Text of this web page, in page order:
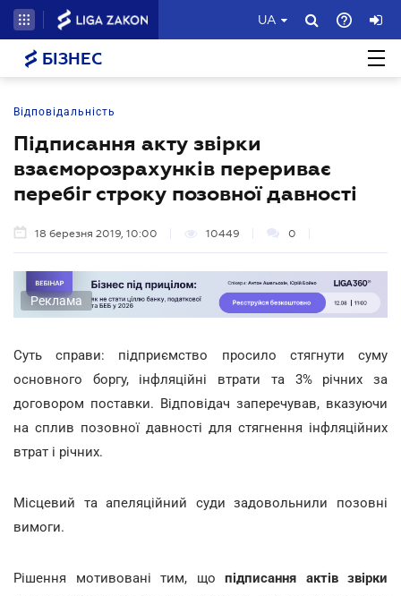
UA
БІЗНЕС
Відповідальність
Підписання акту звірки
взаєморозрахунків перериває
перебіг строку позовної давності
18 березня 2019, 10:00 10449 0
Реклама
Суть справи: підприємство просило стягнути суму
основного боргу, інфляційні втрати та 3% річних за
договором поставки. Відповідач заперечував, вказуючи
на сплив позовної давності для стягнення інфляційних
втрат і річних.
Місцевий та апеляційний суди задовольнили позовні
вимоги.
Рішення мотивовані тим, що підписання актів звірки